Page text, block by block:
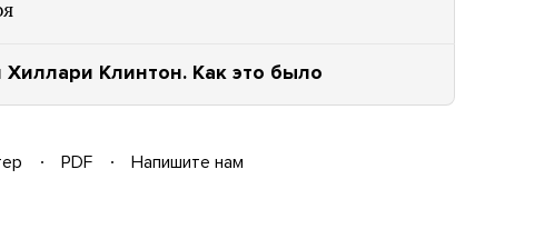
Клинтон. Как это было
PDF
Напишите нам